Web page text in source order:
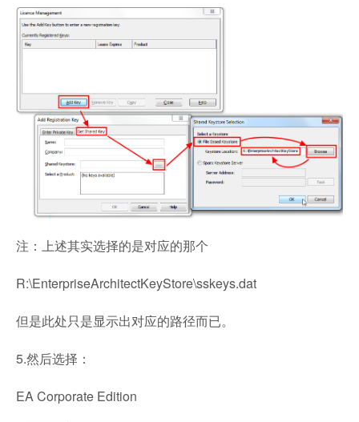
注：上述其实选择的是对应的那个
R:\EnterpriseArchitectKeyStore\sskeys.dat
但是此处只是显示出对应的路径而已。
5.然后选择：
EA Corporate Edition